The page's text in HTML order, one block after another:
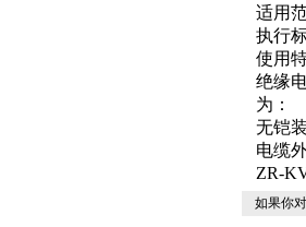
适用
执行
使用
绝缘
为：
无铠
电缆
ZR-
如果你对